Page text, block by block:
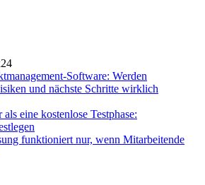
Software: Werden
und nächste Schritte wirklich
eine kostenlose Testphase:
funktioniert nur, wenn Mitarbeitende